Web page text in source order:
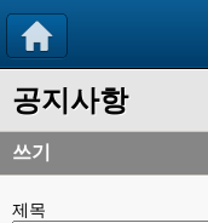
공지사항
쓰기
제목